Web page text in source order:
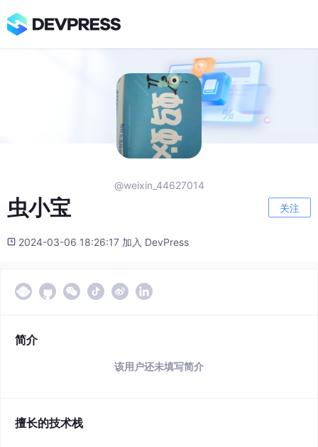
@weixin_44627014
虫小宝 关注
2024-03-06 18:26:17 加入 DevPress
简介
该用户还未填写简介
擅长的技术栈